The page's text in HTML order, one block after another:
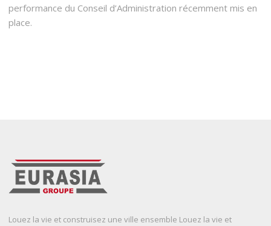
performance du Conseil d’Administration récemment mis en
place.
Louez la vie et construisez une ville ensemble Louez la vie et